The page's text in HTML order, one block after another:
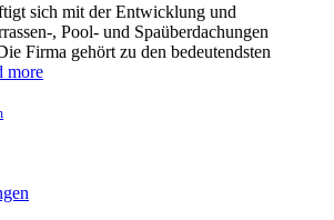
sich mit der Entwicklung und
, Pool- und Spaüberdachungen
Firma gehört zu den bedeutendsten
more